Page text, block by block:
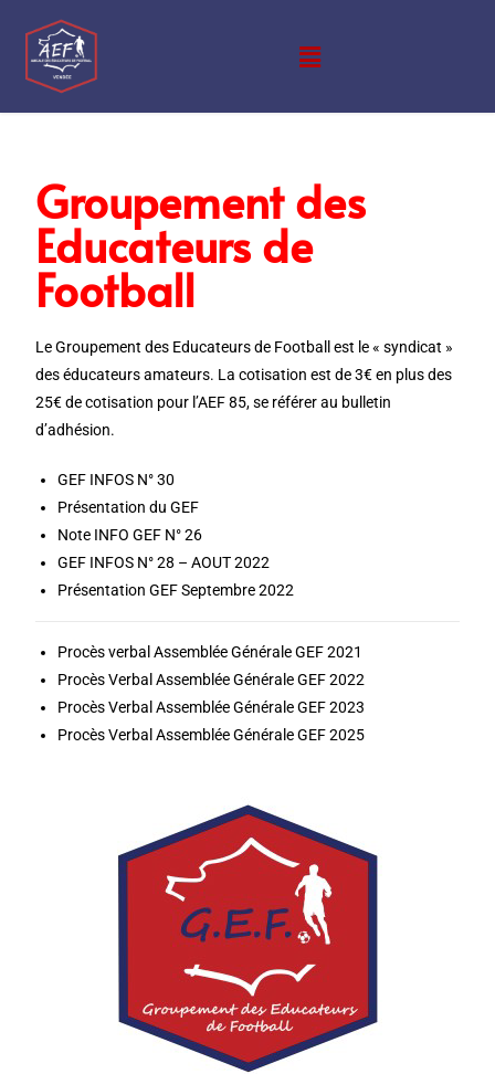
Groupement des
Educateurs de
Football
Le Groupement des Educateurs de Football est le « syndicat »
des éducateurs amateurs. La cotisation est de 3€ en plus des
25€ de cotisation pour l’AEF 85, se référer au bulletin
d’adhésion.
GEF INFOS N° 30
Présentation du GEF
Note INFO GEF N° 26
GEF INFOS N° 28 – AOUT 2022
Présentation GEF Septembre 2022
Procès verbal Assemblée Générale GEF 2021
Procès Verbal Assemblée Générale GEF 2022
Procès Verbal Assemblée Générale GEF 2023
Procès Verbal Assemblée Générale GEF 2025